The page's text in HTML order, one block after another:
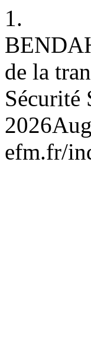
1.
de la
Sécurité
efm.fr/